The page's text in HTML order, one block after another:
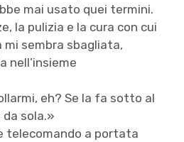
mai usato quei termini.
la pulizia e la cura con cui
sembra sbagliata,
nell’insieme
eh? Se la fa sotto al
sola.»
telecomando a portata